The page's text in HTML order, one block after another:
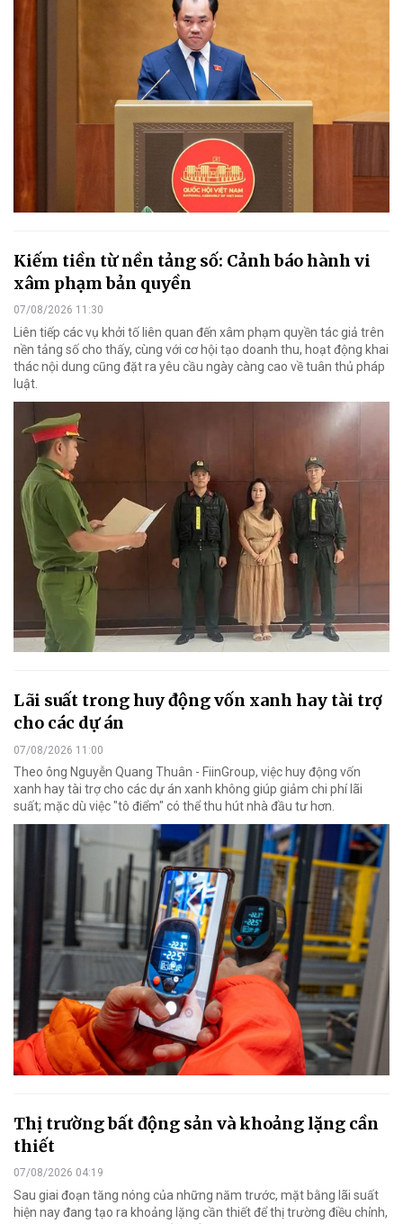
Kiếm tiền từ nền tảng số: Cảnh báo hành vi
xâm phạm bản quyền
07/08/2026 11:30
Liên tiếp các vụ khởi tố liên quan đến xâm phạm quyền tác giả trên
nền tảng số cho thấy, cùng với cơ hội tạo doanh thu, hoạt động khai
thác nội dung cũng đặt ra yêu cầu ngày càng cao về tuân thủ pháp
luật.
Lãi suất trong huy động vốn xanh hay tài trợ
cho các dự án
07/08/2026 11:00
Theo ông Nguyễn Quang Thuân - FiinGroup, việc huy động vốn
xanh hay tài trợ cho các dự án xanh không giúp giảm chi phí lãi
suất; mặc dù việc "tô điểm" có thể thu hút nhà đầu tư hơn.
Thị trường bất động sản và khoảng lặng cần
thiết
07/08/2026 04:19
Sau giai đoạn tăng nóng của những năm trước, mặt bằng lãi suất
hiện nay đang tạo ra khoảng lặng cần thiết để thị trường điều chỉnh,